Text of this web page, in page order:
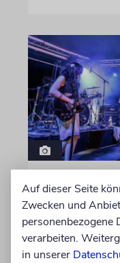
Plotkes
Klatsch und
Auf dieser Seite
Zwecken und
personenbezogene
verarbeiten.
in unserer